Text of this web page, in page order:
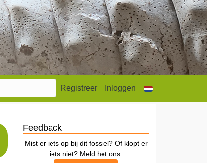
Registreer Inloggen
Feedback
Mist er iets op bij dit fossiel? Of klopt er
iets niet? Meld het ons.